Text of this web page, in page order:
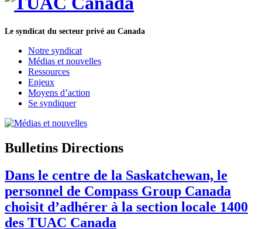
Le syndicat du secteur privé au Canada
Notre syndicat
Médias et nouvelles
Ressources
Enjeux
Moyens d’action
Se syndiquer
Bulletins Directions
Dans le centre de la Saskatchewan, le
personnel de Compass Group Canada
choisit d’adhérer à la section locale 1400
des TUAC Canada